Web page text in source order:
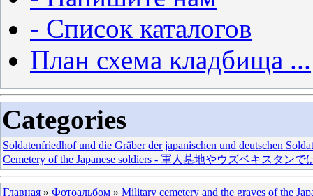
- Список каталогов
План схема кладбища ...
Categories
Soldatenfriedhof und die Gräber der japanischen und deutschen
Cemetery of the Japanese soldiers - 軍人墓地やウズベキスタン
Главная » Фотоальбом » Military cemetery and the graves of the